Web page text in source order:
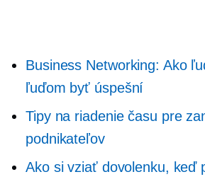
Business Networking: Ako
ľuďom byť úspešní
Tipy na riadenie času pre
podnikateľov
Ako si vziať dovolenku, keď